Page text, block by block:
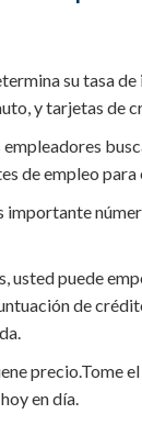
su tasa de
y tarjetas de
de empleo para
importante
usted puede
de
precio.Tome
en día.